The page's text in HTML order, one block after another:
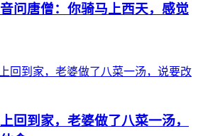
问唐僧：你骑马上西天，感觉
回到家，老婆做了八菜一汤，